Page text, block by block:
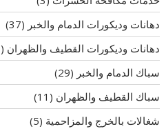
دهانات وديكورات الدمام والخبر (37)
دهانات وديكورات القطيف والظهران (31)
سباك الدمام والخبر (29)
سباك القطيف والظهران (11)
شغالات بالخرج والمزاحمية (5)